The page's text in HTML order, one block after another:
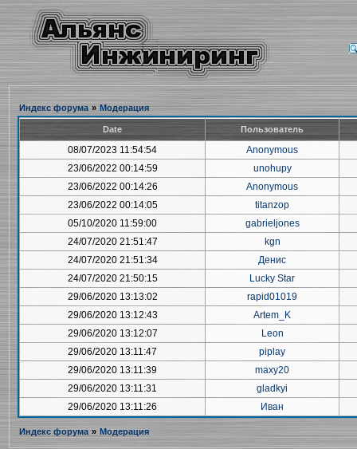
Индекс форума » Модерация
Date Пользователь
08/07/2023 11:54:54
Anonymous
23/06/2022 00:14:59
unohupy
23/06/2022 00:14:26
Anonymous
23/06/2022 00:14:05
titanzop
05/10/2020 11:59:00
gabrieljones
24/07/2020 21:51:47
kgn
24/07/2020 21:51:34
Денис
24/07/2020 21:50:15
Lucky Star
29/06/2020 13:13:02
rapid01019
29/06/2020 13:12:43
Artem_K
29/06/2020 13:12:07
Leon
29/06/2020 13:11:47
piplay
29/06/2020 13:11:39
maxy20
29/06/2020 13:11:31
gladkyi
29/06/2020 13:11:26
Иван
Индекс форума » Модерация